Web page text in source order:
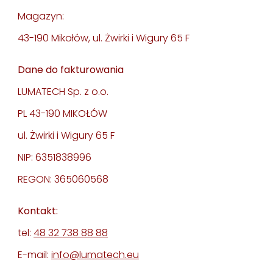
Magazyn:
43-190 Mikołów, ul. Żwirki i Wigury 65 F
Dane do fakturowania
LUMATECH Sp. z o.o.
PL 43-190 MIKOŁÓW
ul. Żwirki i Wigury 65 F
NIP: 6351838996
REGON: 365060568
Kontakt:
tel: 48 32 738 88 88
E-mail: info@lumatech.eu